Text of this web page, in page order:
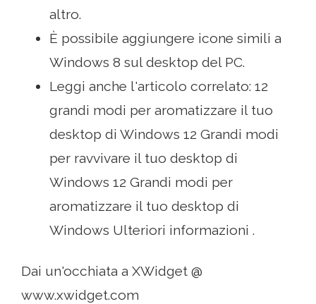
altro.
È possibile aggiungere icone simili a
Windows 8 sul desktop del PC.
Leggi anche l'articolo correlato: 12
grandi modi per aromatizzare il tuo
desktop di Windows 12 Grandi modi
per ravvivare il tuo desktop di
Windows 12 Grandi modi per
aromatizzare il tuo desktop di
Windows Ulteriori informazioni .
Dai un'occhiata a XWidget @
www.xwidget.com